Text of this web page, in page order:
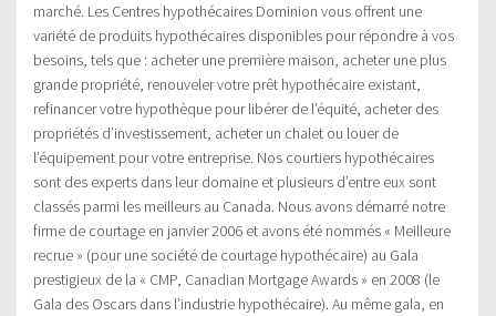
marché. Les Centres hypothécaires Dominion vous offrent une
variété de produits hypothécaires disponibles pour répondre à vos
besoins, tels que : acheter une première maison, acheter une plus
grande propriété, renouveler votre prêt hypothécaire existant,
refinancer votre hypothèque pour libérer de l’équité, acheter des
propriétés d’investissement, acheter un chalet ou louer de
l’équipement pour votre entreprise. Nos courtiers hypothécaires
sont des experts dans leur domaine et plusieurs d’entre eux sont
classés parmi les meilleurs au Canada. Nous avons démarré notre
firme de courtage en janvier 2006 et avons été nommés « Meilleure
recrue » (pour une société de courtage hypothécaire) au Gala
prestigieux de la « CMP, Canadian Mortgage Awards » en 2008 (le
Gala des Oscars dans l’industrie hypothécaire). Au même gala, en